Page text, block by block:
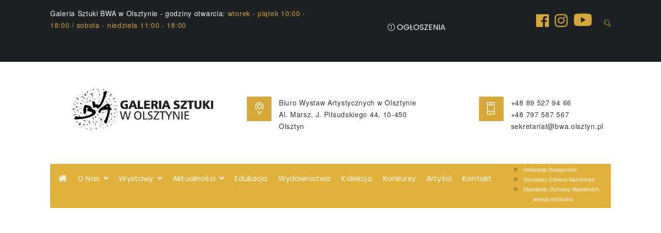
Galeria Sztuki BWA w Olsztynie - godziny otwarcia: wtorek - piątek 10:00 -
18:00 / sobota - niedziela 11:00 - 18:00
OGŁOSZENIA
Biuro Wystaw Artystycznych w Olsztynie
Al. Marsz. J. Piłsudskiego 44, 10-450
Olsztyn
+48 89 527 94 66
+48 797 587 567
sekretariat@bwa.olsztyn.pl
O Nas Wystawy Aktualności Edukacja Wydawnictwa Kolekcja Konkursy Artyści Kontakt
Deklaracja Dostępności
Standardy Ochrony Małoletnich
Standardy Ochrony Małoletnich
wersja skrócona